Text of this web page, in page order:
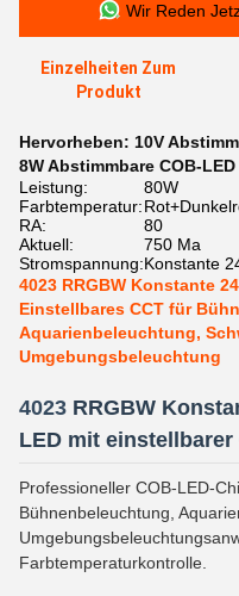
Wir Reden
Einzelheiten Zum
Produkt
Hervorheben: 10V
8W Abstimmbare COB-LED
Leistung:
80W
Farbtemperatur:
RA:
80
Aktuell:
750 Ma
Stromspannung:Konstante
4023 RRGBW Konstante
Einstellbares CCT für
Aquarienbeleuchtung,
Umgebungsbeleuchtung
4023 RRGBW
LED mit einstellbarer
Professioneller COB-LED-
Bühnenbeleuchtung,
Farbtemperaturkontrolle.